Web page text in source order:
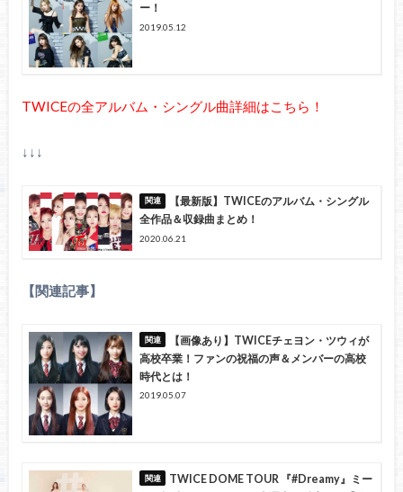
ー！
2019.05.12
TWICEの全アルバム・シングル曲詳細はこちら！
↓↓↓
【最新版】TWICEのアルバム・シングル
全作品＆収録曲まとめ！
2020.06.21
【関連記事】
【画像あり】TWICEチェヨン・ツウィが
高校卒業！ファンの祝福の声＆メンバーの高校
時代とは！
2019.05.07
TWICE DOME TOUR 『#Dreamy』ミー